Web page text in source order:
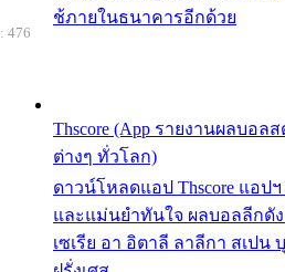
ช้ภายในธนาคารอีกด้วย
Thscore (App รายงานผลบอ
ต่างๆ ทั่วโลก)
ดาวน์โหลดแอป Thscore แอป
และแม่นยำทันใจ ผลบอลลีกดั
เซเรีย อา อิตาลี ลาลีกา สเปน
476